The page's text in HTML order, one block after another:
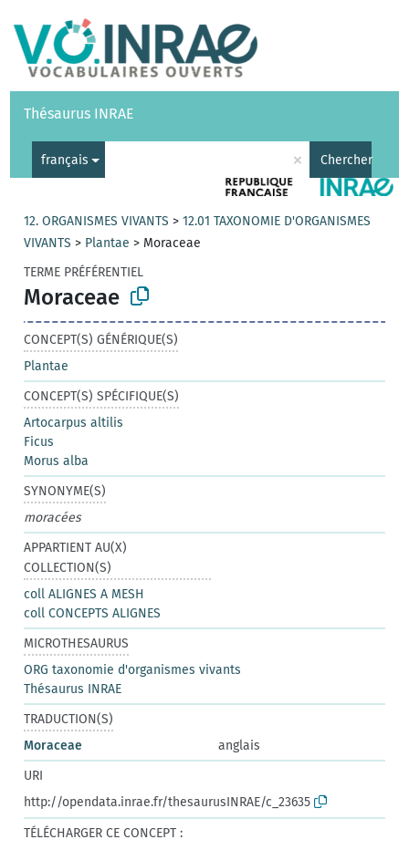
Vocabulaires API
Thésaurus INRAE
français × Chercher
12. ORGANISMES VIVANTS >12.01 TAXONOMIE D'ORGANISMES
VIVANTS > Plantae > Moraceae
TERME PRÉFÉRENTIEL
Moraceae
CONCEPT(S) GÉNÉRIQUE(S)
Plantae
CONCEPT(S) SPÉCIFIQUE(S)
Artocarpus altilis
Ficus
Morus alba
SYNONYME(S)
moracées
APPARTIENT AU(X)
COLLECTION(S)
coll ALIGNES A MESH
coll CONCEPTS ALIGNES
MICROTHESAURUS
ORG taxonomie d'organismes vivants
Thésaurus INRAE
TRADUCTION(S)
Moraceae
anglais
URI
http://opendata.inrae.fr/thesaurusINRAE/c_23635
TÉLÉCHARGER CE CONCEPT :